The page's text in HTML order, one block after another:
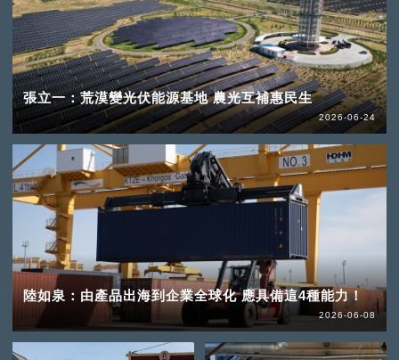
張立一：荒漠變光伏能源基地 農光互補惠民生
2026-06-24
陸如泉：由產品出海到企業全球化 應具備這4種能力！
2026-06-08